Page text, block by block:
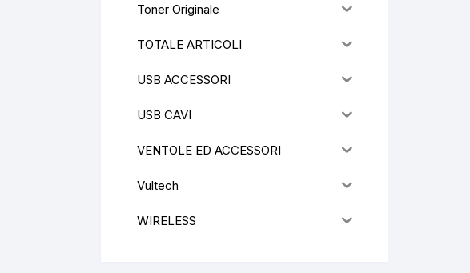
Toner Originale
TOTALE ARTICOLI
USB ACCESSORI
USB CAVI
VENTOLE ED ACCESSORI
Vultech
WIRELESS